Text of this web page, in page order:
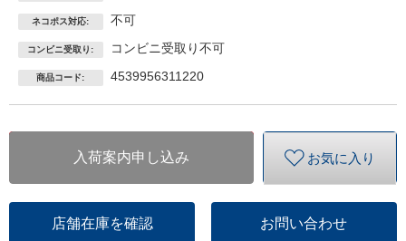
ネコポス対応: 不可
コンビニ受取り: コンビニ受取り不可
商品コード: 4539956311220
入荷案内申し込み お気に入り
店舗在庫を確認 お問い合わせ